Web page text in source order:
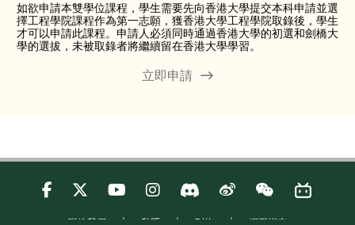
如欲申請本雙學位課程，學生需要先向香港大學提交本科申請並選
擇工程學院課程作為第一志願，獲香港大學工程學院取錄後，學生
才可以申請此課程。申請人必須同時通過香港大學的初選和劍橋大
學的選拔，未被取錄者將繼續留在香港大學學習。
立即申請
聯絡我們 私隱 刊物 網頁指南